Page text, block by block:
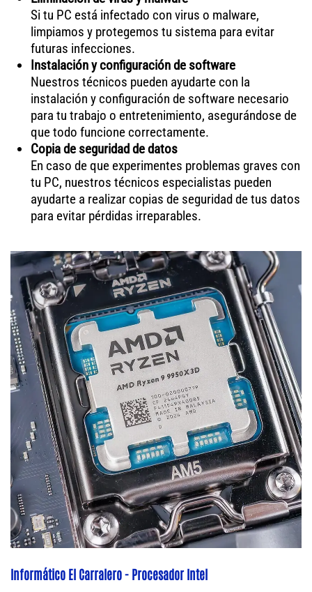
Si tu PC está infectado con virus o malware,
limpiamos y protegemos tu sistema para evitar
futuras infecciones.
Instalación y configuración de software
Nuestros técnicos pueden ayudarte con la
instalación y configuración de software necesario
para tu trabajo o entretenimiento, asegurándose de
que todo funcione correctamente.
Copia de seguridad de datos
En caso de que experimentes problemas graves con
tu PC, nuestros técnicos especialistas pueden
ayudarte a realizar copias de seguridad de tus datos
para evitar pérdidas irreparables.
Informático El Carralero - Procesador Intel